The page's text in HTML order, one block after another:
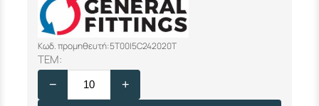
Κωδ. προμηθευτή: 5T00I5C242020T
ΤΕΜ:
Ρ
Α
Ο
− +